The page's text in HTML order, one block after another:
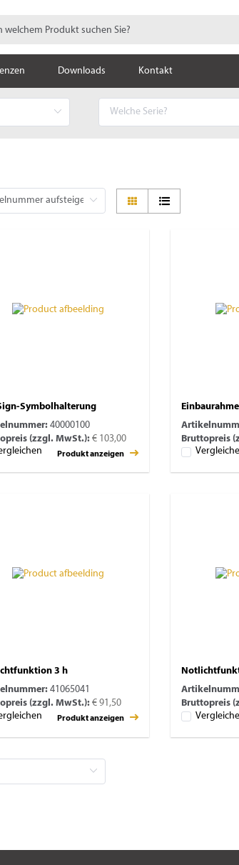
Downloads Kontakt
Symbolhalterung
40000100
(zzgl. MwSt.):€ 103,00
Produkt anzeigen
Bruttopreis
3 h
41065041
(zzgl. MwSt.):€ 91,50
Produkt anzeigen
Bruttopreis